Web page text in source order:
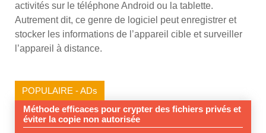
activités sur le téléphone Android ou la tablette.
Autrement dit, ce genre de logiciel peut enregistrer et
stocker les informations de l’appareil cible et surveiller
l’appareil à distance.
POPULAIRE - ADs
Méthode efficaces pour crypter des fichiers privés et
éviter la copie non autorisée